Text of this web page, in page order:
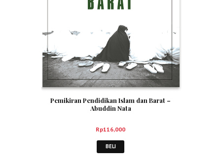
Pemikiran Pendidikan Islam dan Barat –
Abuddin Nata
Rp116,000
BELI